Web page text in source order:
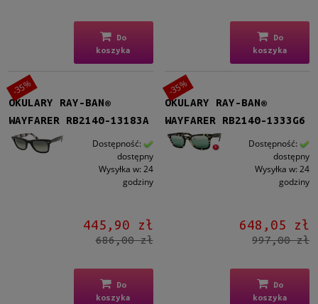
Do
koszyka
Do
koszyka
OKULARY RAY-BAN®
WAYFARER RB2140-13183A
Dostępność:
dostępny
Wysyłka w: 24
godziny
445,90 zł
686,00 zł
Do
koszyka
-35%
OKULARY RAY-BAN®
WAYFARER RB2140-1333G6
Dostępność:
dostępny
Wysyłka w: 24
godziny
648,05 zł
997,00 zł
Do
koszyka
-35%